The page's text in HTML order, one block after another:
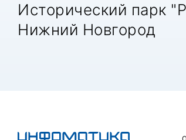
Исторический парк
Нижний Новгород